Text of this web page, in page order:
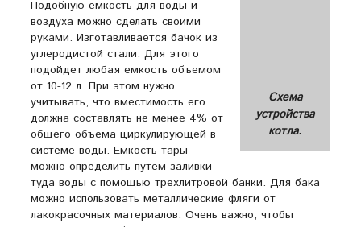
Схема
устройства
котла.
Подобную емкость для воды и
воздуха можно сделать своими
руками. Изготавливается бачок из
углеродистой стали. Для этого
подойдет любая емкость объемом
от 10-12 л. При этом нужно
учитывать, что вместимость его
должна составлять не менее 4% от
общего объема циркулирующей в
системе воды. Емкость тары
можно определить путем заливки
туда воды с помощью трехлитровой банки. Для бака
можно использовать металлические фляги от
лакокрасочных материалов. Очень важно, чтобы